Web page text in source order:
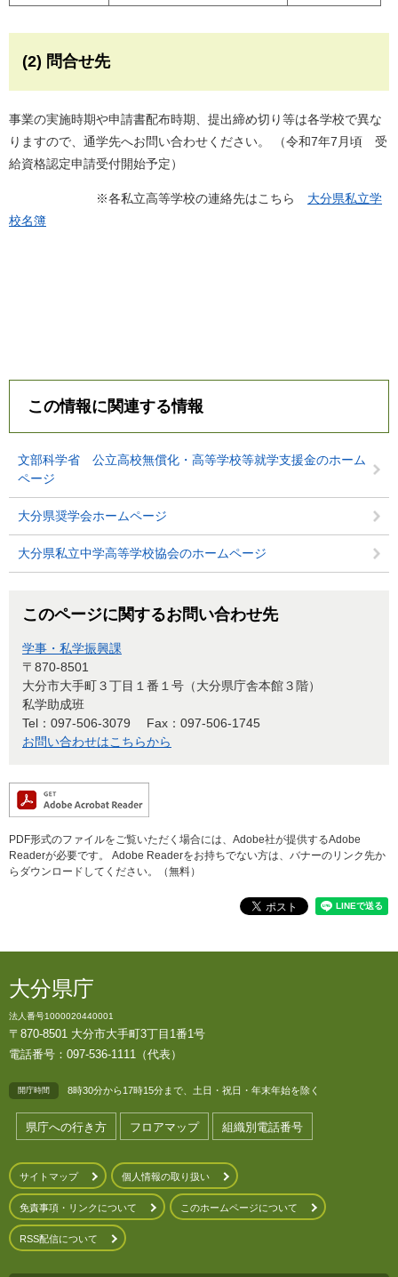
(2) 問合せ先
事業の実施時期や申請書配布時期、提出締め切り等は各学校で異な
りますので、通学先へお問い合わせください。 （令和7年7月頃 受
給資格認定申請受付開始予定）
※各私立高等学校の連絡先はこちら 大分県私立学
校名簿
この情報に関連する情報
文部科学省 公立高校無償化・高等学校等就学支援金のホーム
ページ
大分県奨学会ホームページ
大分県私立中学高等学校協会のホームページ
このページに関するお問い合わせ先
学事・私学振興課
〒870-8501
大分市大手町３丁目１番１号（大分県庁舎本館３階）
私学助成班
Tel：097-506-3079
Fax：097-506-1745
お問い合わせはこちらから
PDF形式のファイルをご覧いただく場合には、Adobe社が提供するAdobe
Readerが必要です。
Adobe Readerをお持ちでない方は、バナーのリンク先か
らダウンロードしてください。（無料）
大分県庁
法人番号1000020440001
〒870-8501 大分市大手町3丁目1番1号
電話番号：097-536-1111（代表）
開庁時間 8時30分から17時15分まで、土日・祝日・年末年始を除く
県庁への行き方 フロアマップ 組織別電話番号
サイトマップ 個人情報の取り扱い
免責事項・リンクについて このホームページについて
RSS配信について